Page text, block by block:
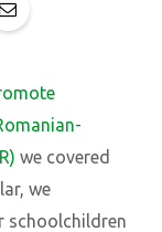
we covered
we
schoolchildren